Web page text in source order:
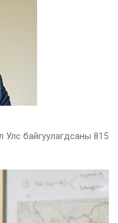
Улс байгуулагдсаны 815